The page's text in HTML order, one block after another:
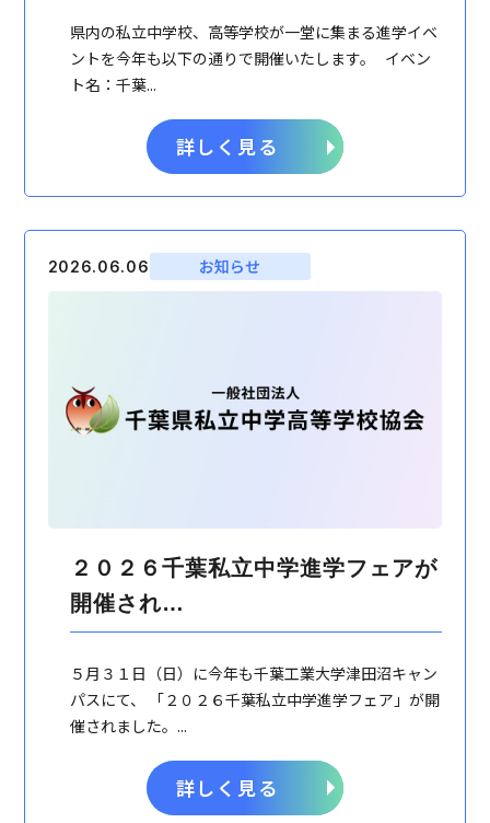
県内の私立中学校、高等学校が一堂に集まる進学イベ
ントを今年も以下の通りで開催いたします。 イベン
ト名：千葉...
詳しく見る
2026.06.06 お知らせ
２０２６千葉私立中学進学フェアが
開催され…
５月３１日（日）に今年も千葉工業大学津田沼キャン
パスにて、 「２０２６千葉私立中学進学フェア」が開
催されました。...
詳しく見る